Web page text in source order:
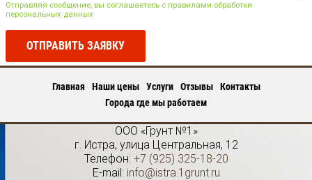
Отправляя сообщение, вы соглашаетесь с правилами обработки
персональных данных
ОТПРАВИТЬ ЗАЯВКУ
Главная Наши цены Услуги Отзывы
Контакты
Города где мы работаем
ООО «Грунт №1»
г. Истра, улица Центральная, 12
Телефон: +7 (925) 325-18-20
E-mail: info@istra.1grunt.ru